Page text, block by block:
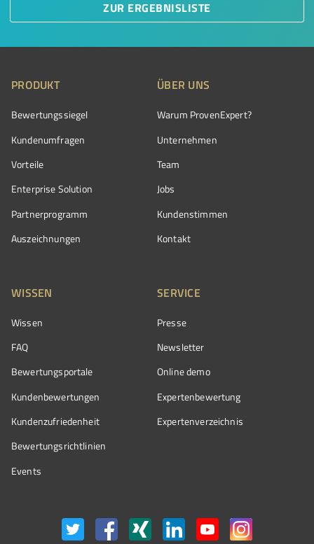
ZUR ERGEBNISLISTE
PRODUKT
Bewertungssiegel
Kundenumfragen
Vorteile
Enterprise Solution
Partnerprogramm
Auszeichnungen
ÜBER UNS
Warum ProvenExpert?
Unternehmen
Team
Jobs
Kundenstimmen
Kontakt
WISSEN
Wissen
FAQ
Bewertungsportale
Kundenbewertungen
Kundenzufriedenheit
Bewertungs­richtlinien
Events
SERVICE
Presse
Newsletter
Online demo
Expertenbewertung
Expertenverzeichnis